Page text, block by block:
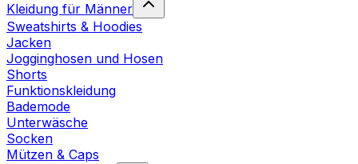
Kleidung für Männer
Sweatshirts & Hoodies
Jacken
Jogginghosen und Hosen
Shorts
Funktionskleidung
Bademode
Unterwäsche
Socken
Mützen & Caps